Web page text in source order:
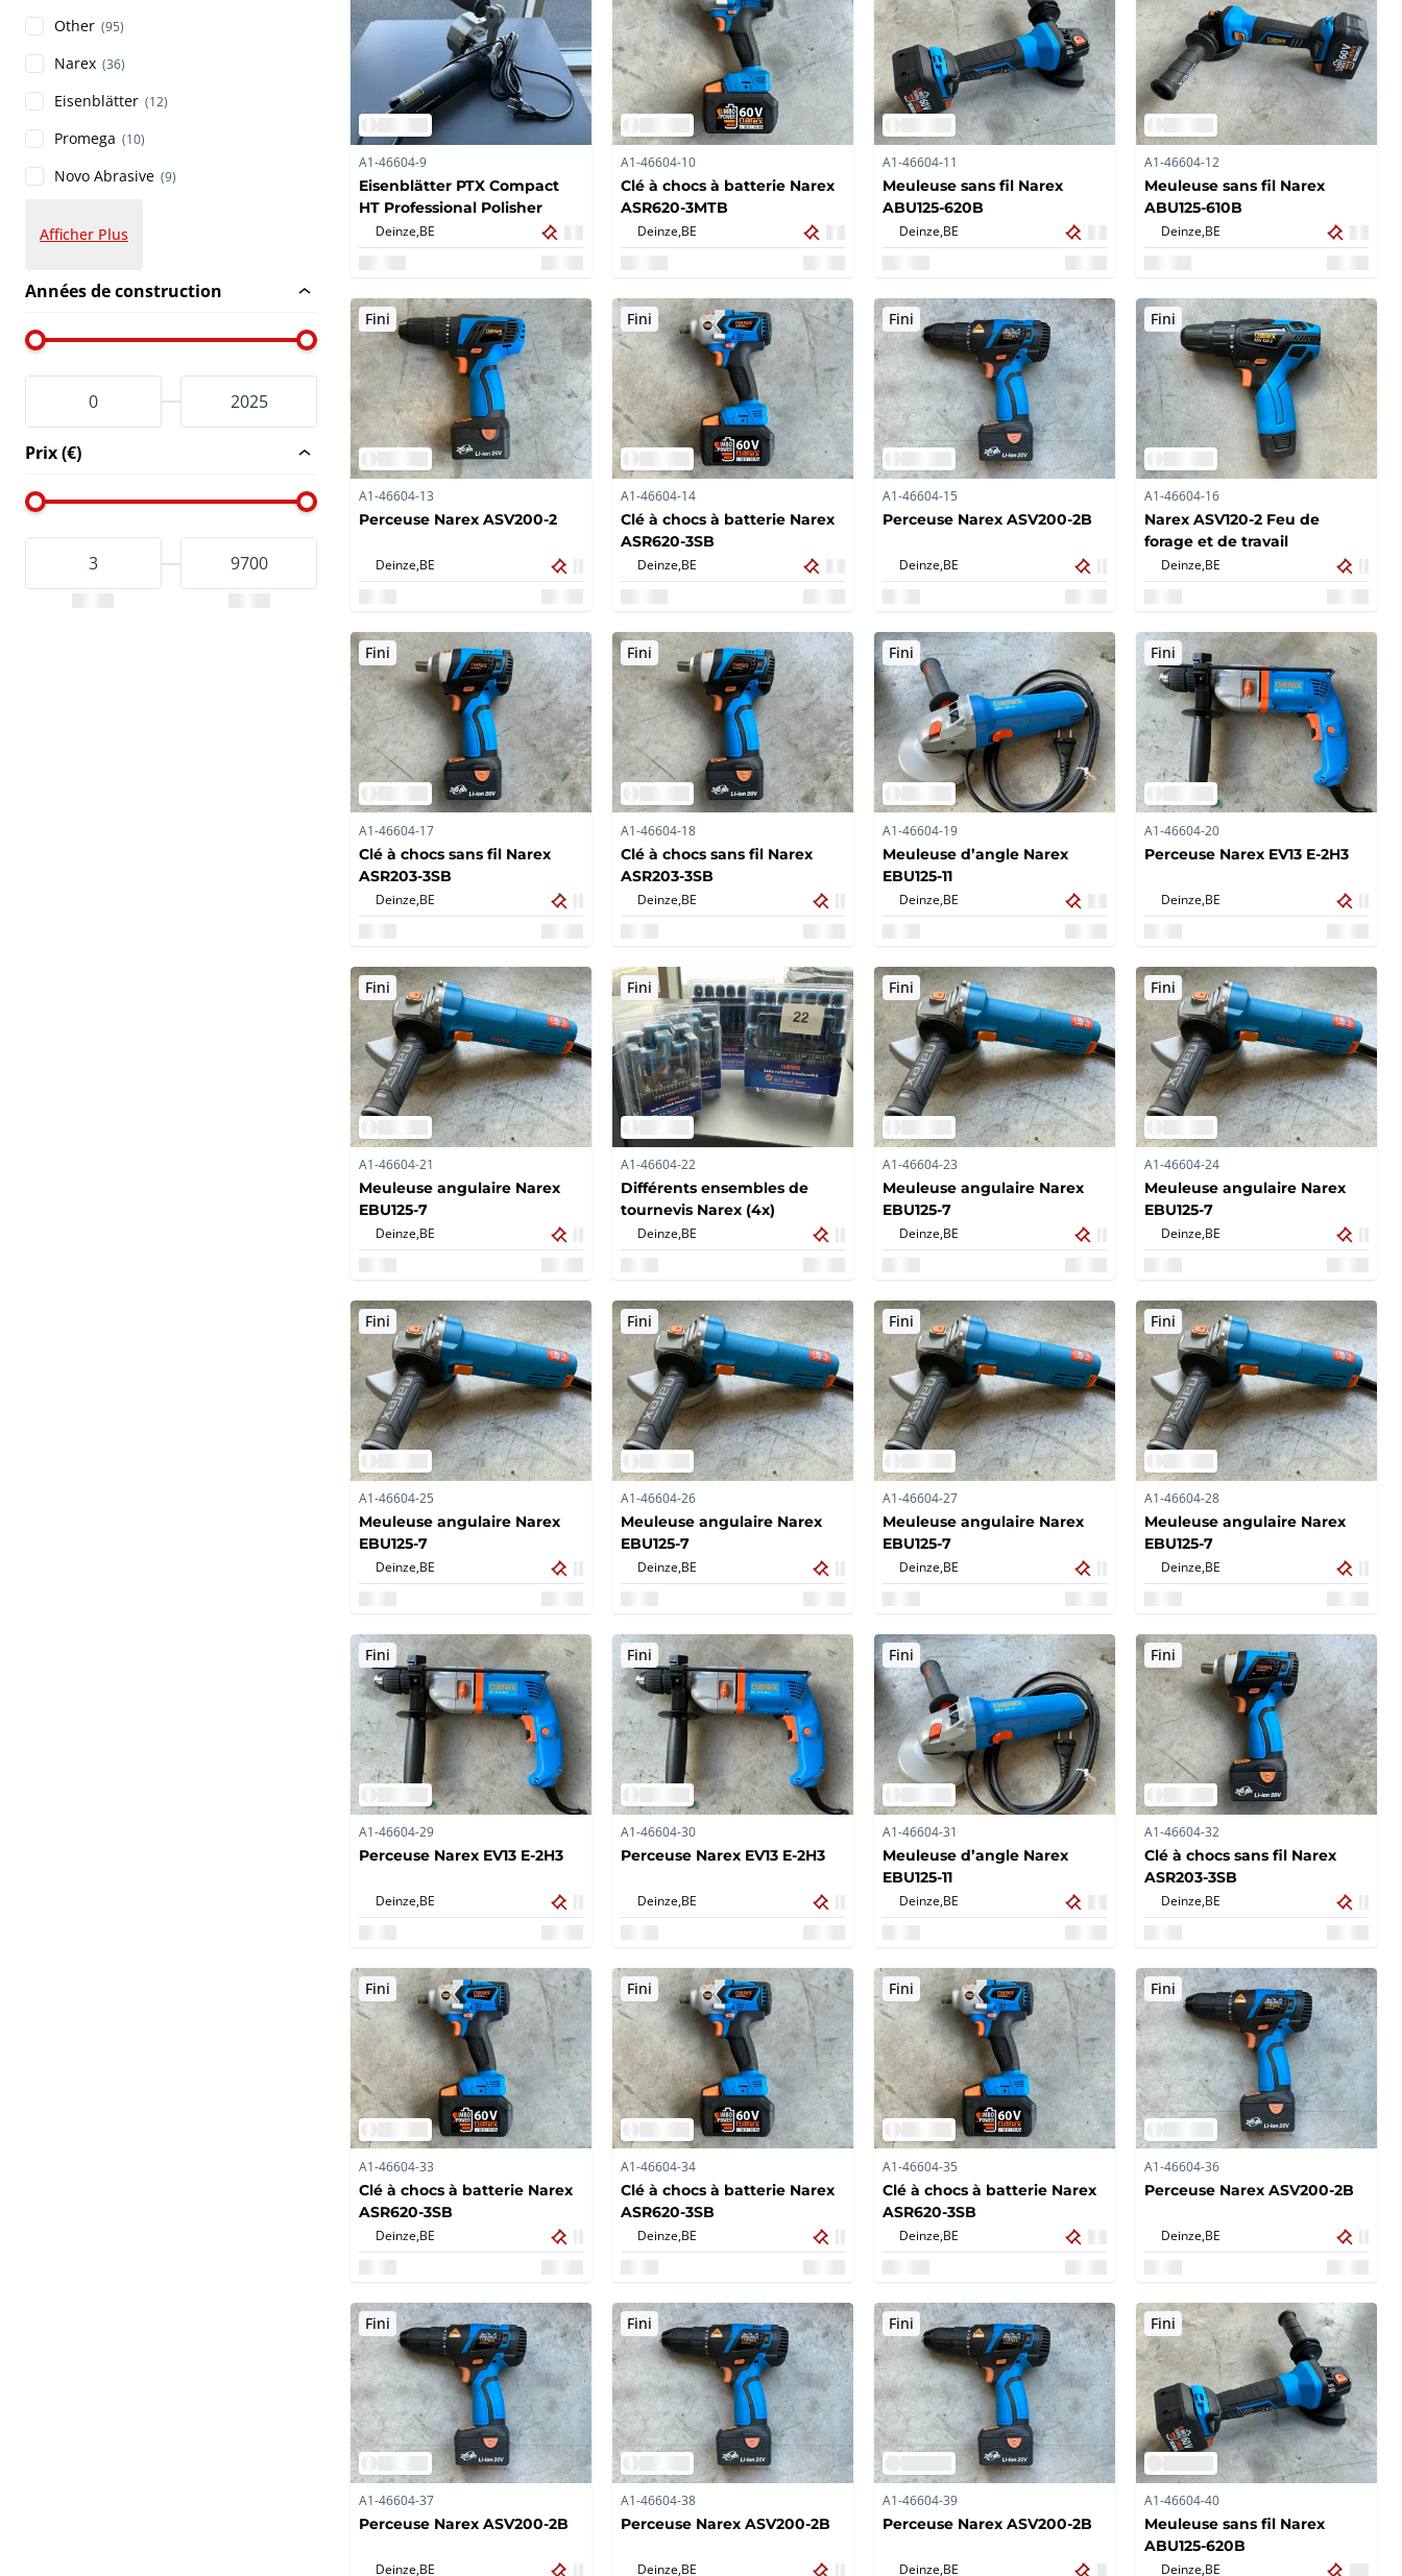
Other (95)
Narex (36)
Eisenblätter (12)
Promega (10)
Novo Abrasive (9)
Afficher Plus
Années de construction
Prix (€)
A1-46604-9
Eisenblätter PTX Compact
HT Professional Polisher
Deinze, BE
A1-46604-10
Clé à chocs à batterie Narex
ASR620-3MTB
Deinze, BE
A1-46604-11
Meuleuse sans fil Narex
ABU125-620B
Deinze, BE
A1-46604-12
Meuleuse sans fil Narex
ABU125-610B
Deinze, BE
Fini
A1-46604-13
Perceuse Narex ASV200-2
Deinze,BE
Fini
A1-46604-14
Clé à chocs à batterie Narex
ASR620-3SB
Deinze,BE
Fini
A1-46604-15
Perceuse Narex ASV200-2B
Deinze,BE
Fini
A1-46604-16
Narex ASV120-2 Feu de
forage et de travail
Deinze,BE
Fini
A1-46604-17
Clé à chocs sans fil Narex
ASR203-3SB
Deinze, BE
Fini
A1-46604-18
Clé à chocs sans fil Narex
ASR203-3SB
Deinze, BE
Fini
A1-46604-19
Meuleuse d’angle Narex
EBU125-11
Deinze, BE
Fini
A1-46604-20
Perceuse Narex EV13 E-2H3
Deinze, BE
Fini
A1-46604-21
Meuleuse angulaire Narex
EBU125-7
Deinze, BE
Fini
A1-46604-22
Différents ensembles de
tournevis Narex (4x)
Deinze, BE
Fini
A1-46604-23
Meuleuse angulaire Narex
EBU125-7
Deinze, BE
Fini
A1-46604-24
Meuleuse angulaire Narex
EBU125-7
Deinze, BE
Fini
A1-46604-25
Meuleuse angulaire Narex
EBU125-7
Deinze, BE
Fini
A1-46604-26
Meuleuse angulaire Narex
EBU125-7
Deinze, BE
Fini
A1-46604-27
Meuleuse angulaire Narex
EBU125-7
Deinze, BE
Fini
A1-46604-28
Meuleuse angulaire Narex
EBU125-7
Deinze, BE
Fini
A1-46604-29
Perceuse Narex EV13 E-2H3
Deinze,BE
Fini
A1-46604-30
Perceuse Narex EV13 E-2H3
Deinze,BE
Fini
A1-46604-31
Meuleuse d’angle Narex
EBU125-11
Deinze,BE
Fini
A1-46604-32
Clé à chocs sans fil Narex
ASR203-3SB
Deinze,BE
Fini
A1-46604-33
Clé à chocs à batterie Narex
ASR620-3SB
Deinze, BE
Fini
A1-46604-34
Clé à chocs à batterie Narex
ASR620-3SB
Deinze, BE
Fini
A1-46604-35
Clé à chocs à batterie Narex
ASR620-3SB
Deinze, BE
Fini
A1-46604-36
Perceuse Narex ASV200-2B
Deinze, BE
Fini
A1-46604-37
Perceuse Narex ASV200-2B
Deinze, BE
Fini
A1-46604-38
Perceuse Narex ASV200-2B
Deinze, BE
Fini
A1-46604-39
Perceuse Narex ASV200-2B
Deinze, BE
Fini
A1-46604-40
Meuleuse sans fil Narex
ABU125-620B
Deinze, BE